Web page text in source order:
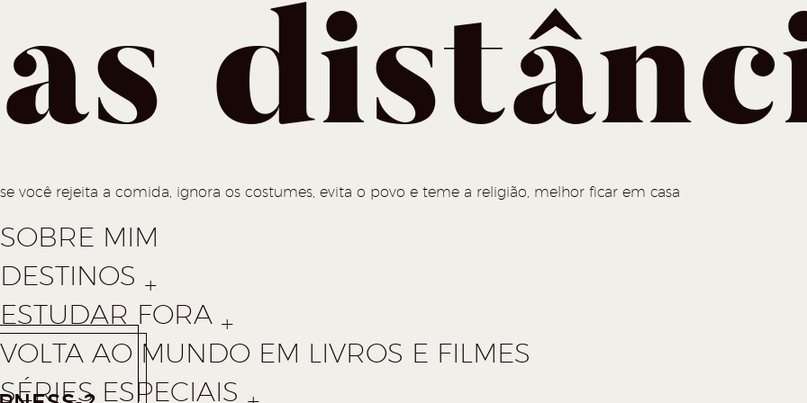
as
se você rejeita a comida, ignora os costumes, evita o povo e teme a religião, melhor ficar em casa
SOBRE MIM
DESTINOS
ESTUDAR FORA
VOLTA AO MUNDO EM LIVROS E FILMES
SÉRIES ESPECIAIS